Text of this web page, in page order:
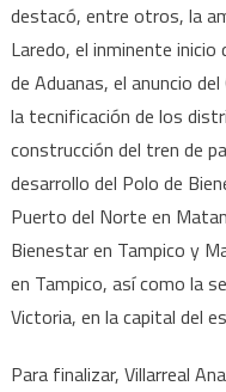
destacó, entre otros, la
Laredo, el inminente inicio
de Aduanas, el anuncio
la tecnificación de los
construcción del tren de
desarrollo del Polo de
Puerto del Norte en
Bienestar en Tampico y
en Tampico, así como la
Victoria, en la capital del
Para finalizar, Villarreal